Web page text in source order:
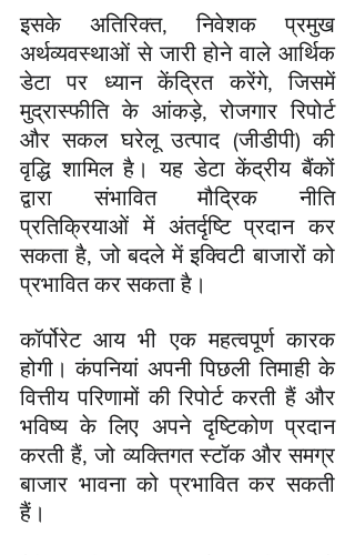
इसके अतिरिक्त, निवेशक प्रमुख
अर्थव्यवस्थाओं से जारी होने वाले आर्थिक
डेटा पर ध्यान केंद्रित करेंगे, जिसमें
मुद्रास्फीति के आंकड़े, रोजगार रिपोर्ट
और सकल घरेलू उत्पाद (जीडीपी) की
वृद्धि शामिल है। यह डेटा केंद्रीय बैंकों
द्वारा संभावित मौद्रिक नीति
प्रतिक्रियाओं में अंतर्दृष्टि प्रदान कर
सकता है, जो बदले में इक्विटी बाजारों को
प्रभावित कर सकता है।
कॉर्पोरेट आय भी एक महत्वपूर्ण कारक
होगी। कंपनियां अपनी पिछली तिमाही के
वित्तीय परिणामों की रिपोर्ट करती हैं और
भविष्य के लिए अपने दृष्टिकोण प्रदान
करती हैं, जो व्यक्तिगत स्टॉक और समग्र
बाजार भावना को प्रभावित कर सकती
हैं।